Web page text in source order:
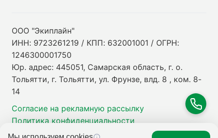
ООО "Экиплайн"
ИНН: 9723261219 / КПП: 632001001 / ОГРН:
1246300001750
Юр. адрес: 445051, Самарская область, г. о.
Тольятти, г. Тольятти, ул. Фрунзе, влд. 8 , ком. 8-
14
Согласие на рекламную рассылку
Политика конфиденциальности